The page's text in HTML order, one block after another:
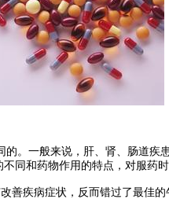
一般来说，肝、肾、肠道疾
同和药物作用的特点，对服药时
疾病症状，反而错过了最佳的